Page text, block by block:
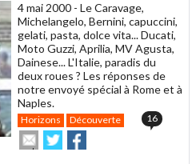
4 mai 2000 - Le Caravage,
Michelangelo, Bernini, capuccini,
gelati, pasta, dolce vita... Ducati,
Moto Guzzi, Aprilia, MV Agusta,
Dainese... L'Italie, paradis du
deux roues ? Les réponses de
notre envoyé spécial à Rome et à
Naples.
Horizons Découverte 16
Envoyer
cet
Partager
sur
sur